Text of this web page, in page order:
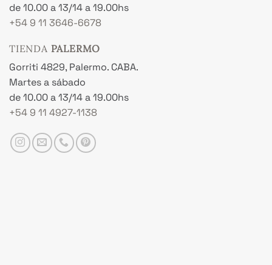
de 10.00 a 13/14 a 19.00hs
+54 9 11 3646-6678
TIENDA PALERMO
Gorriti 4829, Palermo. CABA.
Martes a sábado
de 10.00 a 13/14 a 19.00hs
+54 9 11 4927-1138